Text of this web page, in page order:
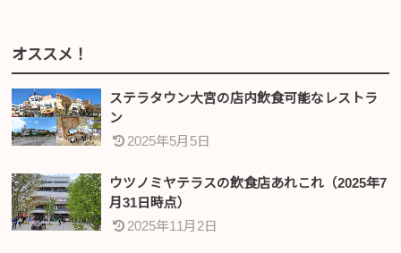
オススメ！
ステラタウン大宮の店内飲食可能なレストラ
ン
2025年5月5日
ウツノミヤテラスの飲食店あれこれ（2025年7
月31日時点）
2025年11月2日